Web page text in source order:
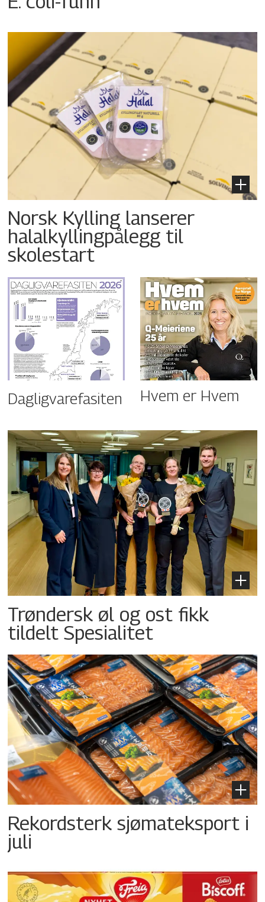
Norsk Kylling lanserer
halalkyllingpålegg til
skolestart
Dagligvarefasiten Hvem er Hvem
Trøndersk øl og ost fikk
tildelt Spesialitet
Rekordsterk sjømateksport i
juli